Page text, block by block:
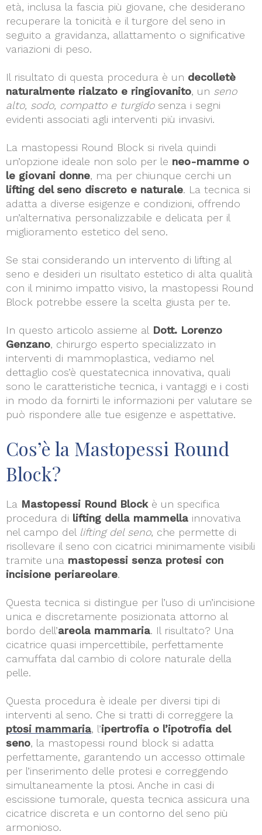
età, inclusa la fascia più giovane, che desiderano
recuperare la tonicità e il turgore del seno in
seguito a gravidanza, allattamento o significative
variazioni di peso.
Il risultato di questa procedura è un decolletè
naturalmente rialzato e ringiovanito, un seno
alto, sodo, compatto e turgidosenza i segni
evidenti associati agli interventi più invasivi.
La mastopessi Round Block si rivela quindi
un’opzione ideale non solo per le neo-mamme o
le giovani donne, ma per chiunque cerchi un
lifting del seno discreto e naturale. La tecnica si
adatta a diverse esigenze e condizioni, offrendo
un’alternativa personalizzabile e delicata per il
miglioramento estetico del seno.
Se stai considerando un intervento di lifting al
seno e desideri un risultato estetico di alta qualità
con il minimo impatto visivo, la mastopessi Round
Block potrebbe essere la scelta giusta per te.
In questo articolo assieme al Dott. Lorenzo
Genzano, chirurgo esperto specializzato in
interventi di mammoplastica, vediamo nel
dettaglio cos’è questatecnica innovativa, quali
sono le caratteristiche tecnica, i vantaggi e i costi
in modo da fornirti le informazioni per valutare se
può rispondere alle tue esigenze e aspettative.
Cos’è la Mastopessi Round
Block?
La Mastopessi Round Blockè un specifica
procedura di lifting della mammella innovativa
nel campo del lifting del seno, che permette di
risollevare il seno con cicatrici minimamente visibili
tramite una mastopessi senza protesi con
incisione periareolare.
Questa tecnica si distingue per l’uso di un’incisione
unica e discretamente posizionata attorno al
bordo dell’areola mammaria. Il risultato? Una
cicatrice quasi impercettibile, perfettamente
camuffata dal cambio di colore naturale della
pelle.
Questa procedura è ideale per diversi tipi di
interventi al seno. Che si tratti di correggere la
ptosi mammaria, l’ipertrofia o l’ipotrofia del
seno, la mastopessi round block si adatta
perfettamente, garantendo un accesso ottimale
per l’inserimento delle protesi e correggendo
simultaneamente la ptosi. Anche in casi di
escissione tumorale, questa tecnica assicura una
cicatrice discreta e un contorno del seno più
armonioso.